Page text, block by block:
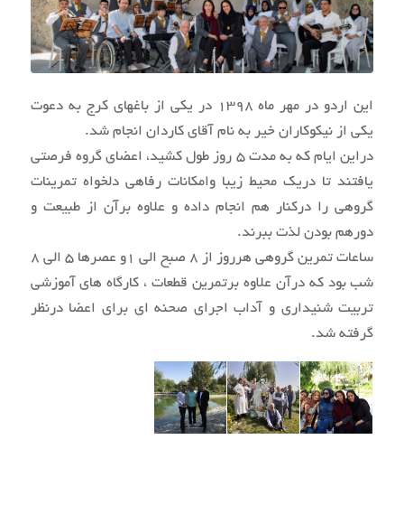
این اردو در مهر ماه 1398 در یکی از باغهای کرج به دعوت
یکی از نیکوکاران خیر به نام آقای کاردان انجام شد.
دراین ایام که به مدت 5 روز طول کشید، اعضای گروه فرصتی
یافتند تا دریک محیط زیبا وامکانات رفاهی دلخواه تمرینات
گروهی را درکنار هم انجام داده و علاوه برآن از طبیعت و
دورهم بودن لذت ببرند.
ساعات تمرین گروهی هرروز از 8 صبح الی 1و عصرها 5 الی 8
شب بود که درآن علاوه برتمرین قطعات ، کارگاه های آموزشی
تربیت شنیداری و آداب اجرای صحنه ای برای اعضا درنظر
گرفته شد.